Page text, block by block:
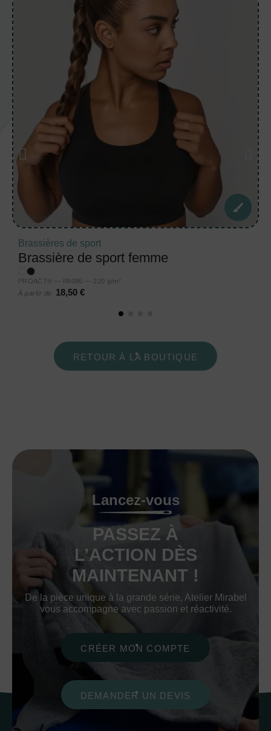
Brassières de sport
Brassière de sport femme
PROACT® — PA096 — 220 g/m²
À partir de
18,50 €
RETOUR À LA BOUTIQUE
Lancez-vous
PASSEZ À
L’ACTION DÈS
MAINTENANT !
De la pièce unique à la grande série, Atelier Mirabel
vous accompagne avec passion et réactivité.
CRÉER MON COMPTE
DEMANDER UN DEVIS